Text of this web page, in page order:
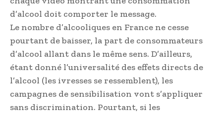
d’alcool doit comporter le message.
Le nombre d’alcooliques en France ne cesse
pourtant de baisser, la part de consommateurs
d’alcool allant dans le même sens. D’ailleurs,
étant donné l’universalité des effets directs de
l’alcool (les ivresses se ressemblent), les
campagnes de sensibilisation vont s’appliquer
sans discrimination. Pourtant, si les